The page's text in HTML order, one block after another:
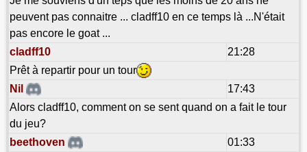
peuvent pas connaitre ... cladff10 en ce temps là ...N'était
pas encore le goat ...
cladff10
21:28
Prêt à repartir pour un tour
Nil
17:43
Alors cladff10, comment on se sent quand on a fait le tour
du jeu?
beethoven
01:33